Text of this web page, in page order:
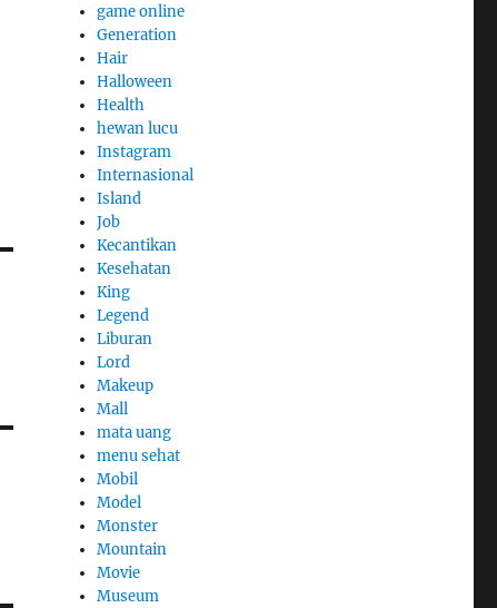
game online
Generation
Hair
Halloween
Health
hewan lucu
Instagram
Internasional
Island
Job
Kecantikan
Kesehatan
King
Legend
Liburan
Lord
Makeup
Mall
mata uang
menu sehat
Mobil
Model
Monster
Mountain
Movie
Museum